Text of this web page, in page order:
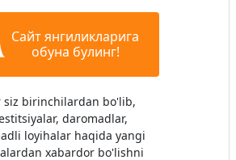
Сайт янгиликларига
обуна булинг!
siz birinchilardan bo'lib,
daromadlar,
loyihalar haqida yangi
xabardor bo'lishni